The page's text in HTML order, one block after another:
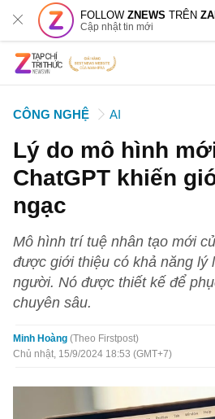
FOLLOWZNEWS TRÊN
Cập nhật tin mới
CÔNG NGHỆ AI
Lý do mô hình
ChatGPT khiến
ngạc
Mô hình trí tuệ nhân tạo mới
được giới thiệu có khả năng lý
người. Nó được thiết kế để
chuyên sâu.
Minh Hoàng Theo Firstpost
Chủ nhật, 15/9/2024 18:53 (GMT+7)